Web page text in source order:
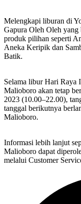
Melengkapi liburan di
Gapura Oleh Oleh
produk pilihan seperti
Aneka Keripik dan
Batik.
Selama libur Hari Raya
Malioboro akan tetap
2023 (10.00–22.00),
tanggal berikutnya
Malioboro.
Informasi lebih lanjut
Malioboro dapat
melalui Customer